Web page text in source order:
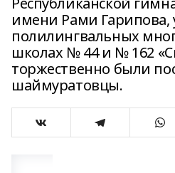
имени Рами Гарипова,
полилингвальных
школах № 44 и № 162
торжественно были
шаймуратовцы.